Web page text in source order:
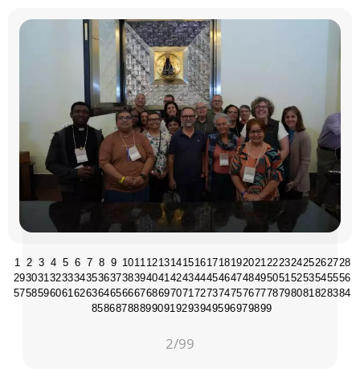
1 2 3 4 5 6 7 8 9 1011 12131415161718192021 22232425262728
293031 32333435363738394041 42434445464748495051 5253545556
5758596061 62636465666768697071 72737475767778798081 828384
85868788899091 9293949596979899
2/99